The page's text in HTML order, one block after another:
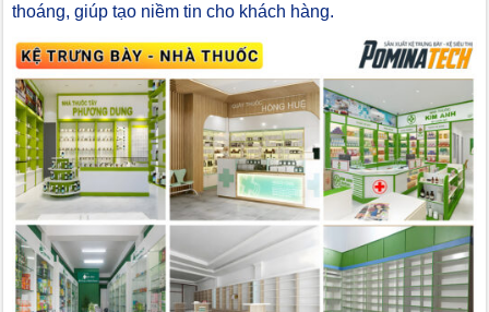
thoáng, giúp tạo niềm tin cho khách hàng.